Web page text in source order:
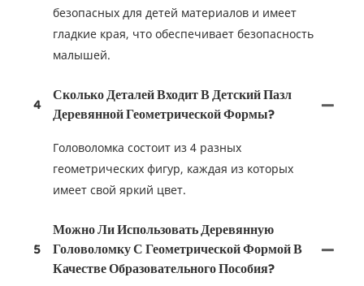
безопасных для детей материалов и имеет
гладкие края, что обеспечивает безопасность
малышей.
4
Сколько Деталей Входит В Детский Пазл
Деревянной Геометрической Формы?
Головоломка состоит из 4 разных
геометрических фигур, каждая из которых
имеет свой яркий цвет.
5
Можно Ли Использовать Деревянную
Головоломку С Геометрической Формой В
Качестве Образовательного Пособия?